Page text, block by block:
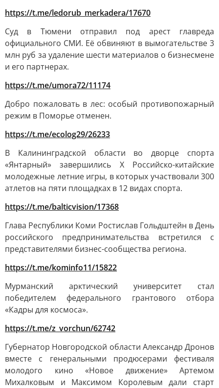
https://t.me/ledorub_merkadera/17670
Суд в Тюмени отправил под арест главреда
официального СМИ. Её обвиняют в вымогательстве 3
млн руб за удаление шести материалов о бизнесмене
и его партнерах.
https://t.me/umora72/11174
Добро пожаловать в лес: особый противопожарный
режим в Поморье отменен.
https://t.me/ecolog29/26233
В Калининградской области во дворце спорта
«Янтарный» завершились X Российско-китайские
молодежные летние игры, в которых участвовали 300
атлетов на пяти площадках в 12 видах спорта.
https://t.me/balticvision/17368
Глава Республики Коми Ростислав Гольдштейн в День
российского предпринимательства встретился с
представителями бизнес-сообщества региона.
https://t.me/kominfo11/15822
Мурманский арктический университет стал
победителем федерального грантового отбора
«Кадры для космоса».
https://t.me/z_vorchun/62742
Губернатор Новгородской области Александр Дронов
вместе с генеральными продюсерами фестиваля
молодого кино «Новое движение» Артемом
Михалковым и Максимом Королевым дали старт